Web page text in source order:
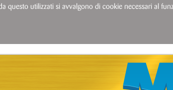
questo utilizzati si avvalgono di cookie necessari al